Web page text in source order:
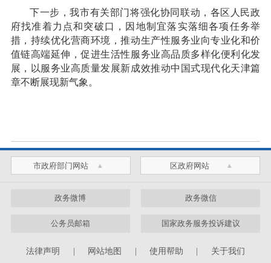
下一步，我市有关部门将强化协同联动，各区人民政
府找准着力点和突破口，因地制宜落实落细各项任务举
措，持续优化营商环境，推动生产性服务业向专业化和价
值链高端延伸，促进生活性服务业高品质多样化便利化发
展，以服务业高质量发展新成效推动中国式现代化天津篇
章不断展现新气象。
市政府部门网站 区政府网站
政务微博 政务微信
公务员邮箱 国家政务服务投诉建议
法律声明 | 网站地图 | 使用帮助 | 关于我们